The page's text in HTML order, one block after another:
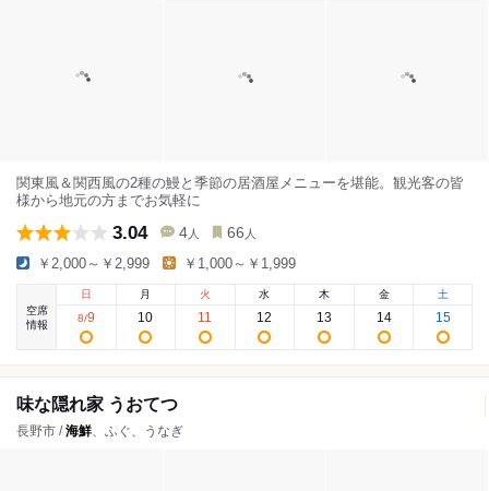
関東風＆関西風の2種の鰻と季節の居酒屋メニューを堪能。観光客の皆
様から地元の方までお気軽に
3.04 4 人 66 人
￥2,000～￥2,999 ￥1,000～￥1,999
空席
情報
日
8/9
月
10
火
11
水
12
木
13
金
14
土
15
味な隠れ家 うおてつ
長野市 /海鮮、ふぐ、うなぎ